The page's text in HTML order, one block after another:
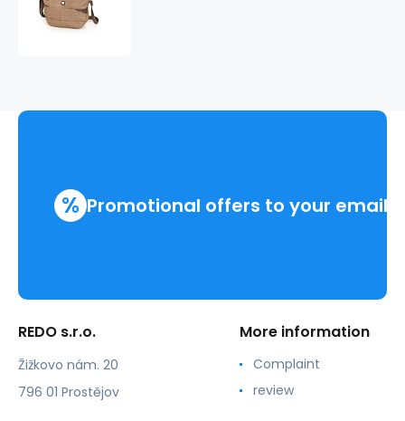
% Promotional offers to your email
REDO s.r.o.
Žižkovo nám. 20
796 01 Prostějov
More information
Complaint
review